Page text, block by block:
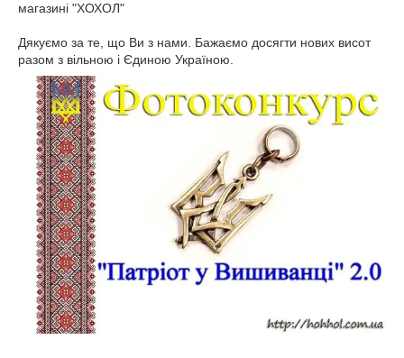
магазині "ХОХОЛ"
Дякуємо за те, що Ви з нами. Бажаємо досягти нових висот
разом з вільною і Єдиною Україною.